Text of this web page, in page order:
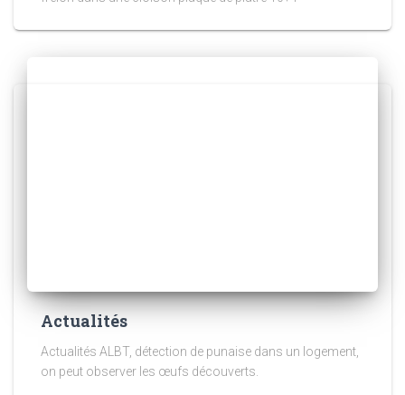
Actualités
Actualités ALBT, détection de punaise dans un logement,
on peut observer les œufs découverts.